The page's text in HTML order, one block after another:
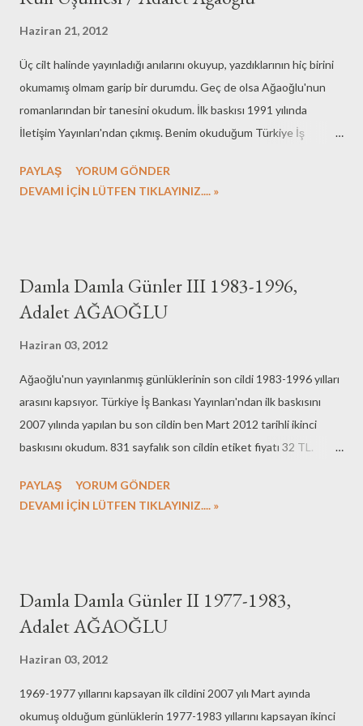
romanı okumamışları düşünerek daha fazla ayrıntı yazmayayım.
bitecek düşüncesiyle devam edip, böyle de bitmez ki diye
sonlandırdığım bir roman oldu.
Haziran 21, 2012
Üç cilt halinde yayınladığı anılarını okuyup, yazdıklarının hiç birini
okumamış olmam garip bir durumdu. Geç de olsa Ağaoğlu'nun
romanlarından bir tanesini okudum. İlk baskısı 1991 yılında
İletişim Yayınları'ndan çıkmış. Benim okuduğum Türkiye İş
119 sayfalık roman, yazar tarafından "Oda Romanı" olarak
tanımlanmış. Öğlen yemeğini kalabalık bir lokantada yemeğe
kahramanların hayal dünyalarının zamanını hesaba katmazsak.
Farklı bir teknik denemiş Ağaoğlu bu romanı kaleme almaya karar
bir türlü ilerleyemeyip bırakmıştım. Okuyucusundan dikkat
isteyen romanlardan. Romanın bölümlerine klasik müzik eserleri ...
PAYLAŞ
YORUM GÖNDER
DEVAMI İÇİN LÜTFEN TIKLAYINIZ.... »
Damla Damla Günler III 1983-1996,
Adalet AĞAOĞLU
Haziran 03, 2012
Ağaoğlu'nun yayınlanmış günlüklerinin son cildi 1983-1996 yılları
arasını kapsıyor. Türkiye İş Bankası Yayınları'ndan ilk baskısını
2007 yılında yapılan bu son cildin ben Mart 2012 tarihli ikinci
baskısını okudum. 831 sayfalık son cildin etiket fiyatı 32 TL.
başlayan cilt, trafik terörüne uğradığı 22 Temmuz 1996'da bitiyor.
1980 darbesi sonrası özellikle 1983'deki seçimlerden sonra
edebiyatçıları arasındaki ilişkileri izlemek de ilginç. Behçet
Necatigil anısına verilen şiir ödülünün jürisinde olan Ağaoğlu'nun
PAYLAŞ
YORUM GÖNDER
DEVAMI İÇİN LÜTFEN TIKLAYINIZ.... »
Damla Damla Günler II 1977-1983,
Adalet AĞAOĞLU
Haziran 03, 2012
1969-1977 yıllarını kapsayan ilk cildini 2007 yılı Mart ayında
okumuş olduğum günlüklerin 1977-1983 yıllarını kapsayan ikinci